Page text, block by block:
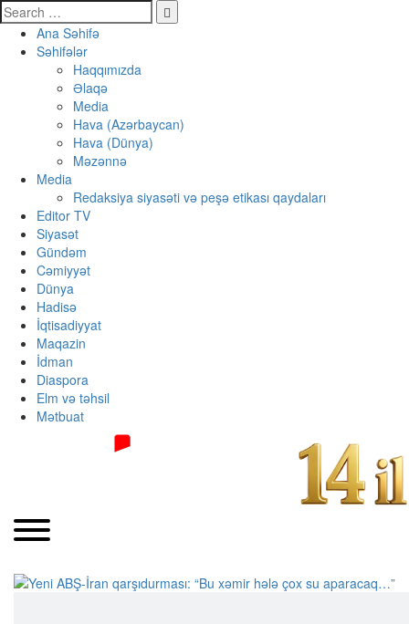
Ana Səhifə
Səhifələr
Haqqımızda
Əlaqə
Media
Hava (Azərbaycan)
Hava (Dünya)
Məzənnə
Media
Redaksiya siyasəti və peşə etikası qaydaları
Editor TV
Siyasət
Gündəm
Cəmiyyət
Dünya
Hadisə
İqtisadiyyat
Maqazin
İdman
Diaspora
Elm və təhsil
Mətbuat